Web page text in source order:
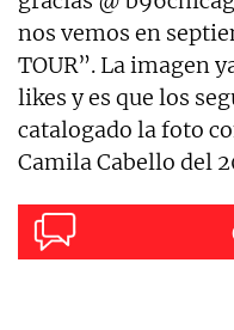
nos vemos en
TOUR”. La imagen
likes y es que los
catalogado la foto
Camila Cabello del